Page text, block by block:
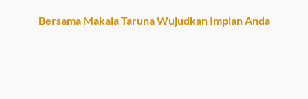
Bersama Makala Taruna Wujudkan Impian Anda